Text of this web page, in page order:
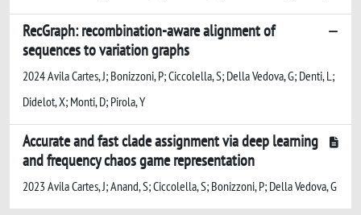
RecGraph: recombination-aware alignment of
sequences to variation graphs
2024 Avila Cartes, J; Bonizzoni, P; Ciccolella, S; Della Vedova, G; Denti, L;
Didelot, X; Monti, D; Pirola, Y
Accurate and fast clade assignment via deep learning
and frequency chaos game representation
2023 Avila Cartes, J; Anand, S; Ciccolella, S; Bonizzoni, P; Della Vedova, G